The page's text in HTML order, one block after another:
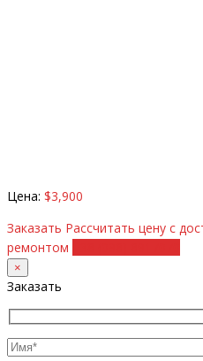
Цена: $3,900
Заказать Рассчитать цену с
ремонтом
×
Заказать